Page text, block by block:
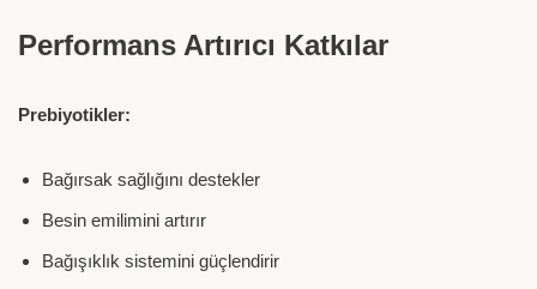
Performans Artırıcı Katkılar
Prebiyotikler:
Bağırsak sağlığını destekler
Besin emilimini artırır
Bağışıklık sistemini güçlendirir